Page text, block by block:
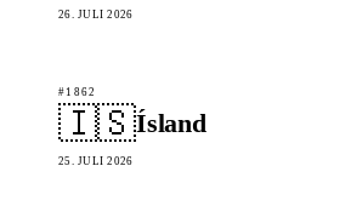
26. JULI 2026
#1862
🇮🇸Ísland
25. JULI 2026